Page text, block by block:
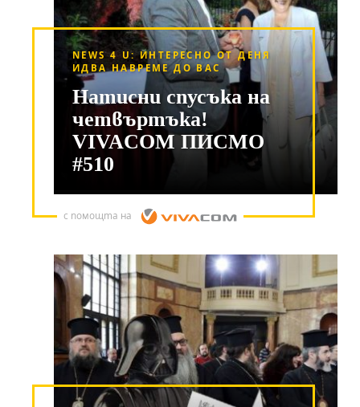
NEWS 4 U: ИНТЕРЕСНО ОТ ДЕНЯ
ИДВА НАВРЕМЕ ДО ВАС
Натисни спусъка на
четвъртъка!
VIVACOM ПИСМО
#510
с помощта на